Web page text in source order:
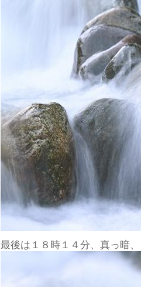
最後は１８時１４分、真っ暗